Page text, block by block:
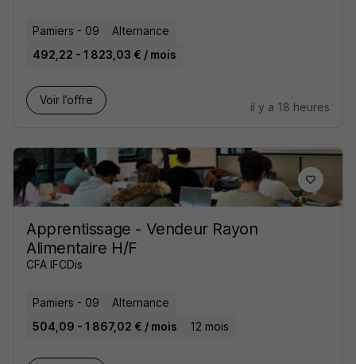
Pamiers - 09
Alternance
492,22 - 1 823,03 € / mois
Voir l’offre
il y a 18 heures
Apprentissage - Vendeur Rayon
Alimentaire H/F
CFA IFCDis
Pamiers - 09
Alternance
504,09 - 1 867,02 € / mois
12 mois